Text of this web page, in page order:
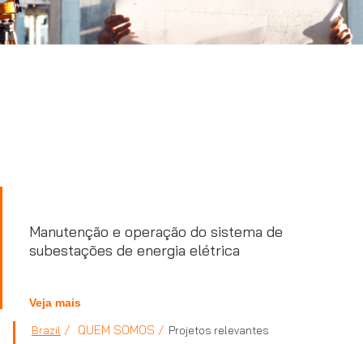
Manutenção e operação do sistema de
subestações de energia elétrica
Veja mais
Brazil QUEM SOMOS Projetos relevantes